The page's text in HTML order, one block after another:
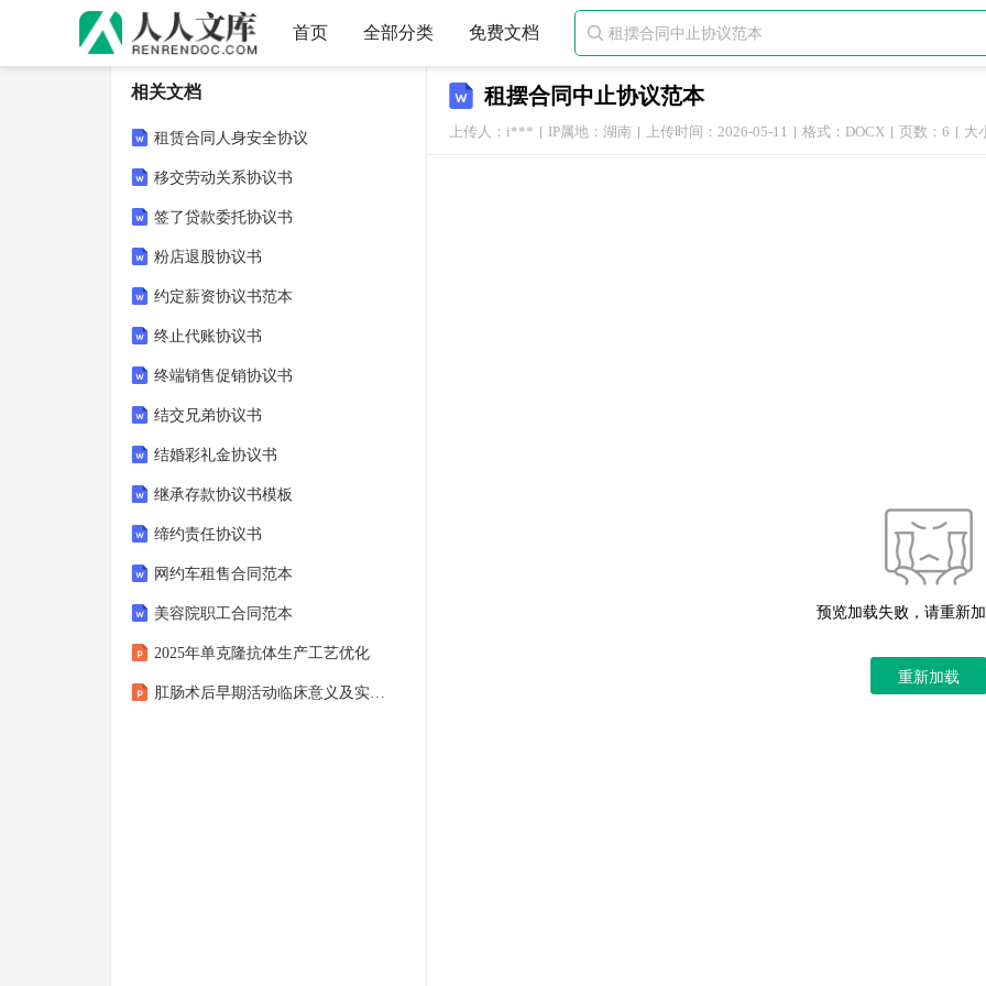
首页 全部分类 免费文档 
租摆合同中止协议范本
上传人：i*** IP属地：湖南 上传时间：2026-05-11 格式：DOCX 页数：6 大
预览加载失败，请重新
重新加载
相关文档
租赁合同人身安全协议
移交劳动关系协议书
签了贷款委托协议书
粉店退股协议书
约定薪资协议书范本
终止代账协议书
终端销售促销协议书
结交兄弟协议书
结婚彩礼金协议书
继承存款协议书模板
缔约责任协议书
网约车租售合同范本
美容院职工合同范本
2025年单克隆抗体生产工艺优化
肛肠术后早期活动临床意义及实施规范